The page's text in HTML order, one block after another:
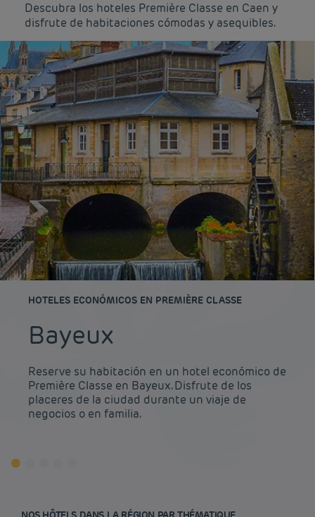
Descubra los hoteles Première Classe en Caen y
disfrute de habitaciones cómodas y asequibles.
HOTELES ECONÓMICOS EN PREMIÈRE CLASSE
Bayeux
Reserve su habitación en un hotel económico de
Première Classe en Bayeux. Disfrute de los
placeres de la ciudad durante un viaje de
negocios o en familia.